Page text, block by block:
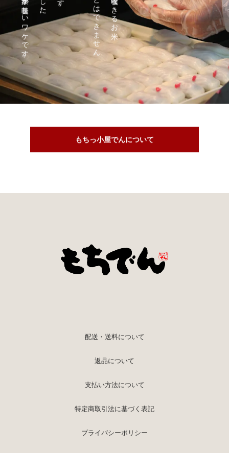
もちっ小屋でんについて
配送・送料について
返品について
支払い方法について
特定商取引法に基づく表記
プライバシーポリシー